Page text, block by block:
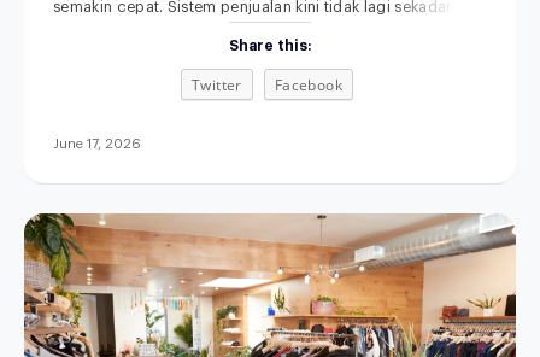
semakin cepat. Sistem penjualan kini tidak lagi sekadar
POS terbaik untuk bisnis retail, F&B, fashion, maupun jasa
menjadi langkah penting untuk meningkatkan efisiensi
operasional. Di saat yang sama, sistem penjualan
bisnis terintegrasi. Aplikasi kasir modern
Share this:
Twitter Facebook
June 17, 2026